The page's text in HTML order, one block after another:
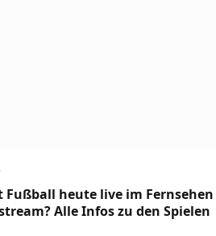
Fußball heute live im Fernsehen
Alle Infos zu den Spielen